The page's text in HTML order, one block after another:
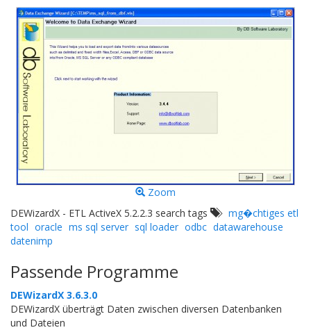
Zoom
DEWizardX - ETL ActiveX 5.2.2.3 search tags
mg�chtiges etl
tool oracle ms sql server sql loader odbc datawarehouse
datenimp
Passende Programme
DEWizardX 3.6.3.0
DEWizardX überträgt Daten zwischen diversen Datenbanken
und Dateien